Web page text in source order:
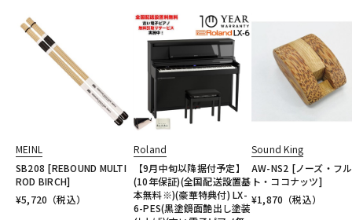
MEINL
SB208 [REBOUND MULTI
ROD BIRCH]
¥5,720 （税込）
Roland
【9月中旬以降据付予定】
(10年保証)(全国配送設置基
本無料※)(豪華特典付) LX-
6-PES(黒塗鏡面艶出し塗装
Sound King
AW-NS2 [ノーズ・フ
ト・ココナッツ]
¥1,870 （税込）